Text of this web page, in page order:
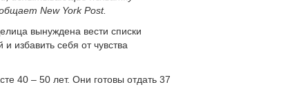
New York Post.
вынуждена вести списки
избавить себя от чувства
40 – 50 лет. Они готовы отдать 37